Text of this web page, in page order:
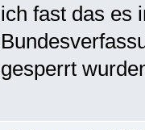
ich fast das es
gesperrt